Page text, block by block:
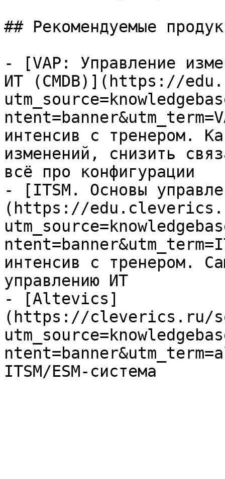
## Рекомендуемые
- [VAP: Управление
ИТ (CMDB)](https://
интенсив с тренером.
изменений, снизить
всё про конфигурации
- [ITSM. Основы
(https://
интенсив с тренером.
управлению ИТ
- [Altevics]
(https://cleverics.ru/
ITSM/ESM-система